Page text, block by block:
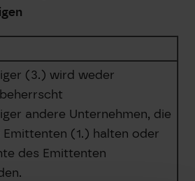
(3.) wird weder
andere Unternehmen, die
(1.) halten oder
des Emittenten